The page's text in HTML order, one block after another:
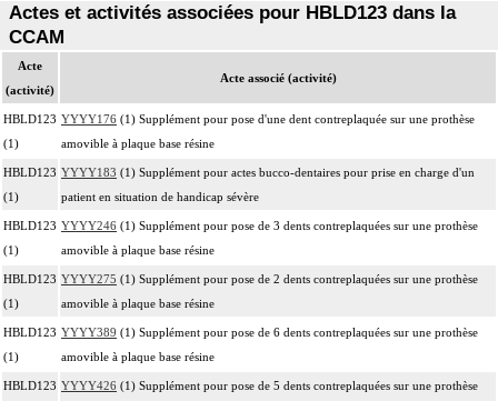
Actes et activités associées pour HBLD123 dans la
CCAM
Acte
(activité)
Acte associé (activité)
HBLD123
(1)
YYYY176 (1) Supplément pour pose d'une dent contreplaquée sur une prothèse
amovible à plaque base résine
HBLD123
(1)
YYYY183 (1) Supplément pour actes bucco-dentaires pour prise en charge d'un
patient en situation de handicap sévère
HBLD123
(1)
YYYY246 (1) Supplément pour pose de 3 dents contreplaquées sur une prothèse
amovible à plaque base résine
HBLD123
(1)
YYYY275 (1) Supplément pour pose de 2 dents contreplaquées sur une prothèse
amovible à plaque base résine
HBLD123
(1)
YYYY389 (1) Supplément pour pose de 6 dents contreplaquées sur une prothèse
amovible à plaque base résine
HBLD123 YYYY426 (1) Supplément pour pose de 5 dents contreplaquées sur une prothèse